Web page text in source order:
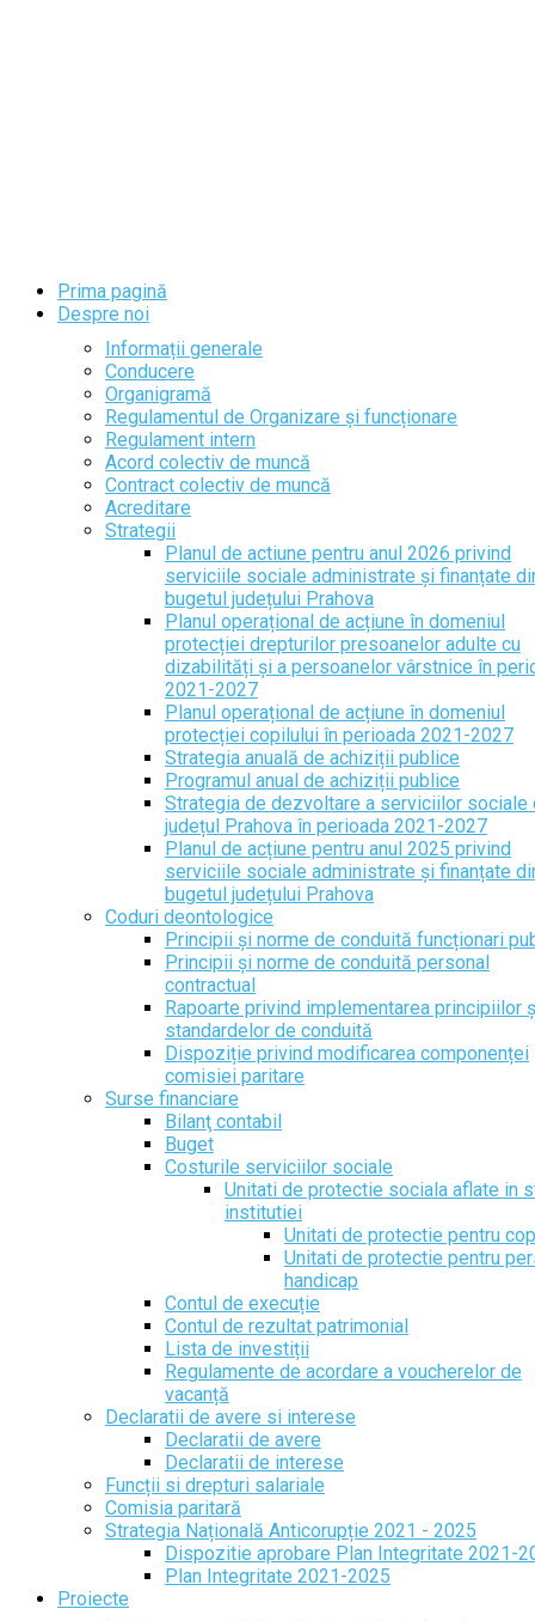
Prima pagină
Despre noi
Informații generale
Conducere
Organigramă
Regulamentul de Organizare și funcționare
Regulament intern
Acord colectiv de muncă
Contract colectiv de muncă
Acreditare
Strategii
Planul de actiune pentru anul 2026 privind
serviciile sociale administrate și finanțate
bugetul județului Prahova
Planul operațional de acțiune în domeniul
protecției drepturilor presoanelor adulte cu
dizabilități și a persoanelor vârstnice în
2021-2027
Planul operațional de acțiune în domeniul
protecției copilului în perioada 2021-2027
Strategia anuală de achiziții publice
Programul anual de achiziții publice
Strategia de dezvoltare a serviciilor sociale
județul Prahova în perioada 2021-2027
Planul de acțiune pentru anul 2025 privind
serviciile sociale administrate și finanțate
bugetul județului Prahova
Coduri deontologice
Principii și norme de conduită funcționari
Principii și norme de conduită personal
contractual
Rapoarte privind implementarea principiilor
standardelor de conduită
Dispoziție privind modificarea componenței
comisiei paritare
Surse financiare
Bilanţ contabil
Buget
Costurile serviciilor sociale
Unitati de protectie sociala aflate in
institutiei
Unitati de protectie pentru
Unitati de protectie pentru
handicap
Contul de execuție
Contul de rezultat patrimonial
Lista de investiții
Regulamente de acordare a voucherelor de
vacanță
Declaratii de avere si interese
Declaratii de avere
Declaratii de interese
Funcții si drepturi salariale
Comisia paritară
Strategia Națională Anticorupție 2021 - 2025
Dispozitie aprobare Plan Integritate 2021-
Plan Integritate 2021-2025
Proiecte